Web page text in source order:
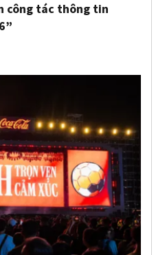
công tác thông tin